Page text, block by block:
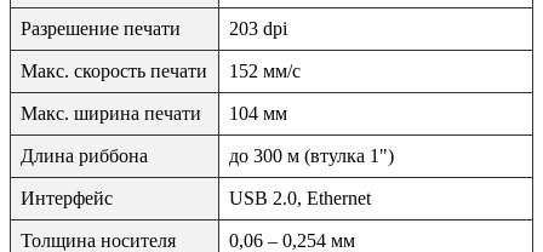
Разрешение печати 203 dpi
Макс. скорость печати 152 мм/с
Макс. ширина печати 104 мм
Длина риббона до 300 м (втулка 1")
Интерфейс USB 2.0, Ethernet
Толщина носителя 0,06 – 0,254 мм